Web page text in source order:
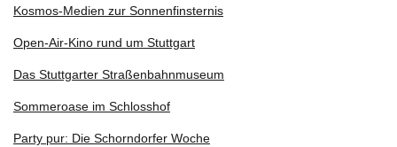
Kosmos-Medien zur Sonnenfinsternis
Open-Air-Kino rund um Stuttgart
Das Stuttgarter Straßenbahnmuseum
Sommeroase im Schlosshof
Party pur: Die Schorndorfer Woche